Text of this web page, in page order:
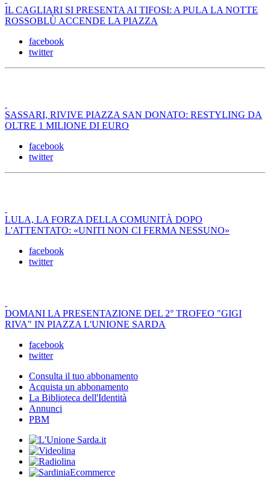
IL CAGLIARI SI PRESENTA AI TIFOSI: A PULA LA NOTTE
ROSSOBLÙ ACCENDE LA PIAZZA
facebook
twitter
SASSARI, RIVIVE PIAZZA SAN DONATO: RESTYLING DA
OLTRE 1 MILIONE DI EURO
facebook
twitter
LULA, LA FORZA DELLA COMUNITÀ DOPO
L'ATTENTATO: «UNITI NON CI FERMA NESSUNO»
facebook
twitter
DOMANI LA PRESENTAZIONE DEL 2° TROFEO "GIGI
RIVA" IN PIAZZA L'UNIONE SARDA
facebook
twitter
Consulta il tuo abbonamento
Acquista un abbonamento
La Biblioteca dell'Identità
Annunci
PBM